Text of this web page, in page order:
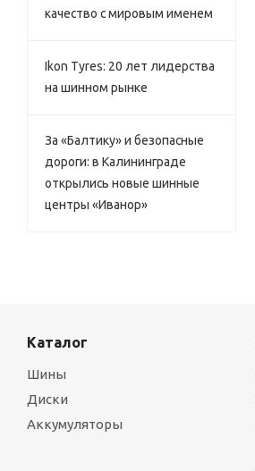
качество с мировым именем
Ikon Tyres: 20 лет лидерства
на шинном рынке
За «Балтику» и безопасные
дороги: в Калининграде
открылись новые шинные
центры «Иванор»
Каталог
Шины
Диски
Аккумуляторы